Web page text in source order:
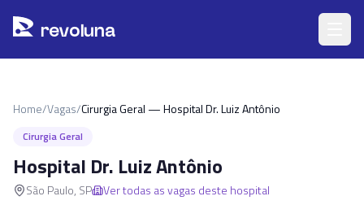
revoluna
Home/Vagas/Cirurgia Geral — Hospital Dr. Luiz Antônio
Cirurgia Geral
Hospital Dr. Luiz Antônio
São Paulo, SP Ver todas as vagas deste hospital